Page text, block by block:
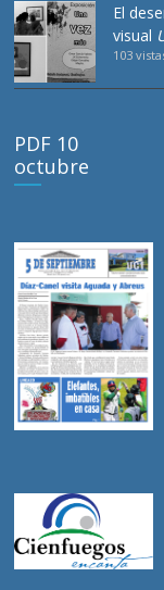
El
visual
103
PDF 10
octubre